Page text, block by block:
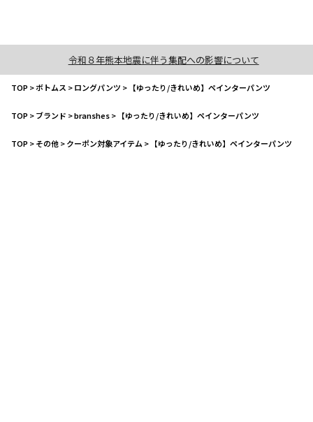
令和８年熊本地震に伴う集配への影響について
TOP>ボトムス >ロングパンツ > 【ゆったり/きれいめ】ペインターパンツ
TOP>ブランド >branshes> 【ゆったり/きれいめ】ペインターパンツ
TOP>その他>クーポン対象アイテム > 【ゆったり/きれいめ】ペインターパンツ